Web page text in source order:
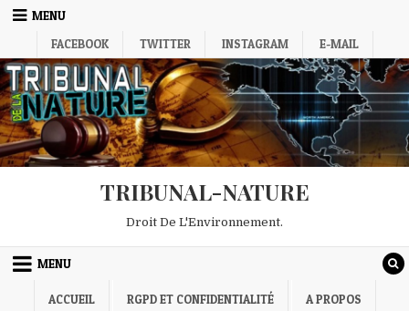
Skip
MENU
FACEBOOK
TWITTER INSTAGRAM E-MAIL
TRIBUNAL-NATURE
Droit De L'Environnement.
MENU
ACCUEIL RGPD ET CONFIDENTIALITÉ A PROPOS